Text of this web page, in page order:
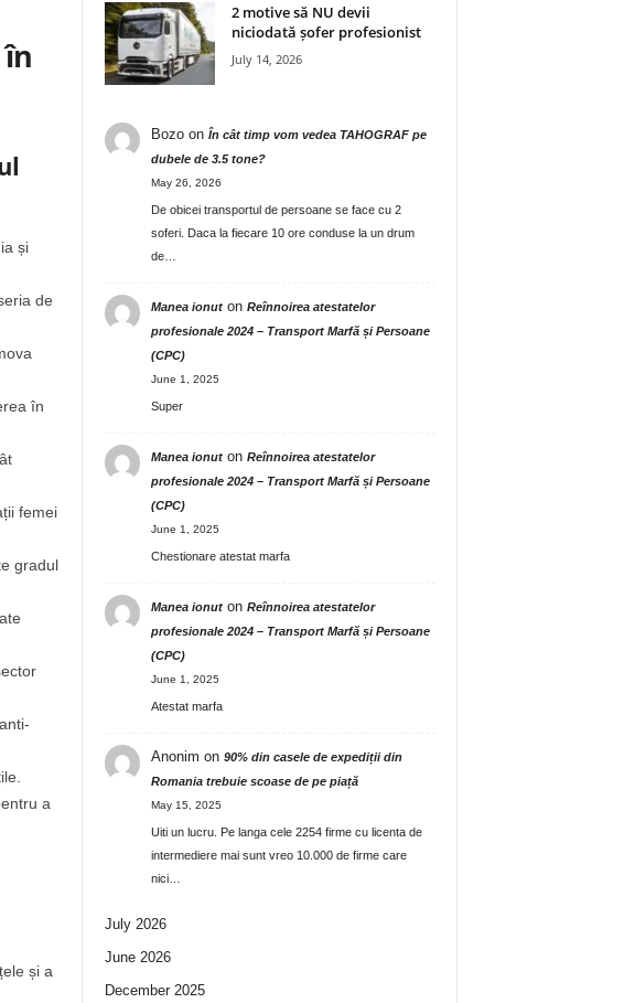
și
de
în
femei
gradul
a
și a
2 motive să NU devii
niciodată șofer profesionist
July 14, 2026
Bozoon În cât timp vom vedea TAHOGRAF pe
dubele de 3.5 tone?
May 26, 2026
De obicei transportul de persoane se face cu 2
soferi. Daca la fiecare 10 ore conduse la un drum
de…
Manea ionuton Reînnoirea atestatelor
profesionale 2024 – Transport Marfă și Persoane
(CPC)
June 1, 2025
Super
Manea ionuton Reînnoirea atestatelor
profesionale 2024 – Transport Marfă și Persoane
(CPC)
June 1, 2025
Chestionare atestat marfa
Manea ionuton Reînnoirea atestatelor
profesionale 2024 – Transport Marfă și Persoane
(CPC)
June 1, 2025
Atestat marfa
Anonim on 90% din casele de expediții din
Romania trebuie scoase de pe piață
May 15, 2025
Uiti un lucru. Pe langa cele 2254 firme cu licenta de
intermediere mai sunt vreo 10.000 de firme care
nici…
July 2026
June 2026
December 2025